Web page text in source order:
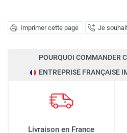
Imprimer cette page Je
POURQUOI COMMANDER
ENTREPRISE FRANÇAISE
Livraison en France